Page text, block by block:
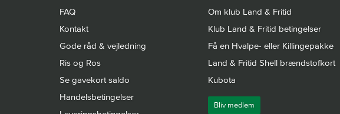
FAQ
Kontakt
Gode råd & vejledning
Ris og Ros
Se gavekort saldo
Handelsbetingelser
Om klub Land & Fritid
Klub Land & Fritid betingelser
Få en Hvalpe- eller Killingepakke
Land & Fritid Shell brændstofkort
Kubota
Bliv medlem